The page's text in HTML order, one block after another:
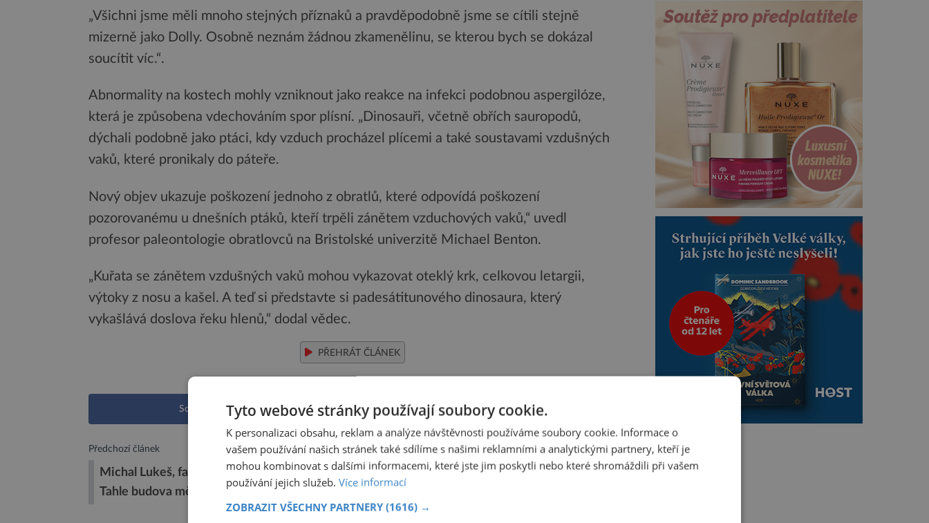
„Všichni jsme měli mnoho stejných příznaků a pravděpodobně jsme se cítili stejně
mizerně jako Dolly. Osobně neznám žádnou zkamenělinu, se kterou bych se dokázal
soucítit víc.“.
Abnormality na kostech mohly vzniknout jako reakce na infekci podobnou aspergilóze,
která je způsobena vdechováním spor plísní. „Dinosauři, včetně obřích sauropodů,
dýchali podobně jako ptáci, kdy vzduch procházel plícemi a také soustavami vzdušných
vaků, které pronikaly do páteře.
Nový objev ukazuje poškození jednoho z obratlů, které odpovídá poškození
pozorovanému u dnešních ptáků, kteří trpěli zánětem vzduchových vaků,“ uvedl
profesor paleontologie obratlovců na Bristolské univerzitě Michael Benton.
„Kuřata se zánětem vzdušných vaků mohou vykazovat oteklý krk, celkovou letargii,
výtoky z nosu a kašel. A teď si představte si padesátitunového dinosaura, který
vykašlává doslova řeku hlenů,“ dodal vědec.
PŘEHRÁT ČLÁNEK
Sdílet na Facebooku Sdílet na X
Předchozí článek
Michal Lukeš, fantom Národního muzea:
Tahle budova mě „vcucla“
Další článek
Velkolepé plány: Znovu k Plutu a také ke
Tyto webové stránky používají soubory cookie.
K personalizaci obsahu, reklam a analýze návštěvnosti používáme soubory cookie. Informace o
vašem používání našich stránek také sdílíme s našimi reklamními a analytickými partnery, kteří je
mohou kombinovat s dalšími informacemi, které jste jim poskytli nebo které shromáždili při vašem
používání jejich služeb. Více informací
ZOBRAZIT VŠECHNY PARTNERY (1616) →